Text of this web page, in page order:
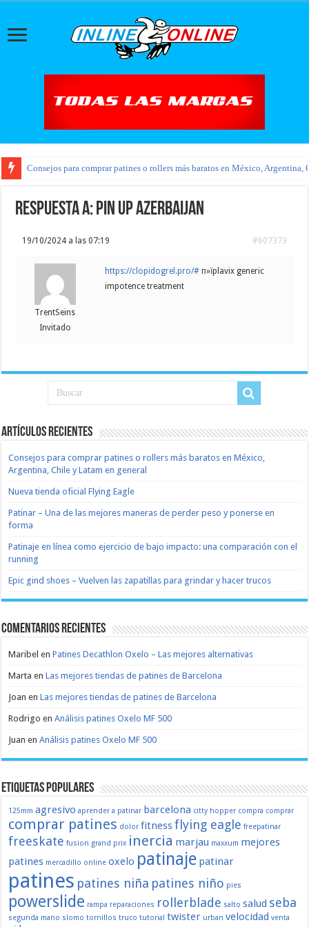
Consejos para comprar patines o rollers más baratos en México, Argentina,
Respuesta a: pin up azerbaijan
19/10/2024 a las 07:19 #607373
TrentSeins
Invitado
https://clopidogrel.pro/# п»їplavix generic
impotence treatment
Artículos recientes
Consejos para comprar patines o rollers más baratos en México,
Argentina, Chile y Latam en general
Nueva tienda oficial Flying Eagle
Patinar – Una de las mejores maneras de perder peso y ponerse en
forma
Patinaje en línea como ejercicio de bajo impacto: una comparación con el
running
Epic gind shoes – Vuelven las zapatillas para grindar y hacer trucos
Comentarios recientes
Maribel enPatines Decathlon Oxelo – Las mejores alternativas
Marta enLas mejores tiendas de patines de Barcelona
Joan enLas mejores tiendas de patines de Barcelona
Rodrigo enAnálisis patines Oxelo MF 500
Juan enAnálisis patines Oxelo MF 500
Etiquetas populares
125mm agresivo aprender a patinar barcelona citty hopper compra comprar
comprar patines dolor fitnessflying eagle freepatinar
freeskate fusion grand prix inercia marjau maxxum mejores
patines mercadillo online oxelo patinaje patinar
patines patines niña patines niño pies
powerslide rampa reparaciones rollerblade salto salud seba
segunda mano slomo tornillos truco tutorial twister urban velocidad venta